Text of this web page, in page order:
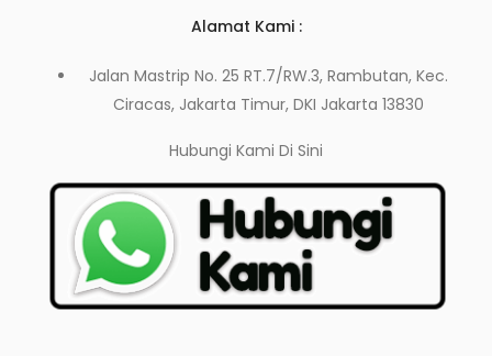
Alamat Kami :
Jalan Mastrip No. 25 RT.7/RW.3, Rambutan, Kec.
Ciracas, Jakarta Timur, DKI Jakarta 13830
Hubungi Kami Di Sini